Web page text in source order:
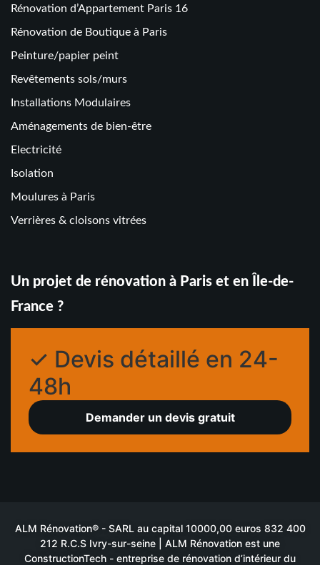
Rénovation d’Appartement Paris 16
Rénovation de Boutique à Paris
Peinture/papier peint
Revêtements sols/murs
Installations Modulaires
Aménagements de bien-être
Electricité
Isolation
Moulures à Paris
Verrières & cloisons vitrées
Un projet de rénovation à Paris et en Île-de-
France ?
✓ Devis détaillé en 24-
48h
Demander un devis gratuit
ALM Rénovation® - SARL au capital 10000,00 euros 832 400
212 R.C.S Ivry-sur-seine | ALM Rénovation est une
ConstructionTech - entreprise de rénovation d’intérieur du